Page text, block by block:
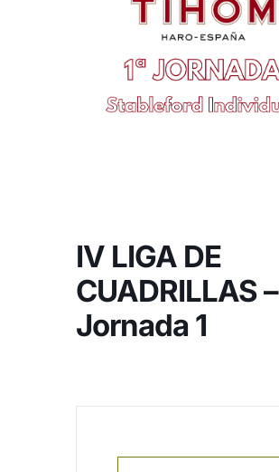
HAZTE SOCIO
IV LIGA DE
CUADRILLAS –
Jornada 1